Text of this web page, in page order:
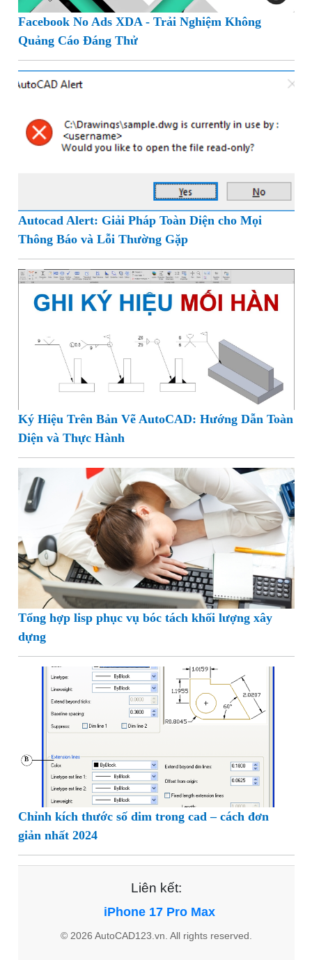
Facebook No Ads XDA - Trải Nghiệm Không
Quảng Cáo Đáng Thử
Autocad Alert: Giải Pháp Toàn Diện cho Mọi
Thông Báo và Lỗi Thường Gặp
Ký Hiệu Trên Bản Vẽ AutoCAD: Hướng Dẫn Toàn
Diện và Thực Hành
Tổng hợp lisp phục vụ bóc tách khối lượng xây
dựng
Chỉnh kích thước số dim trong cad – cách đơn
giản nhất 2024
Liên kết:
iPhone 17 Pro Max
© 2026 AutoCAD123.vn. All rights reserved.